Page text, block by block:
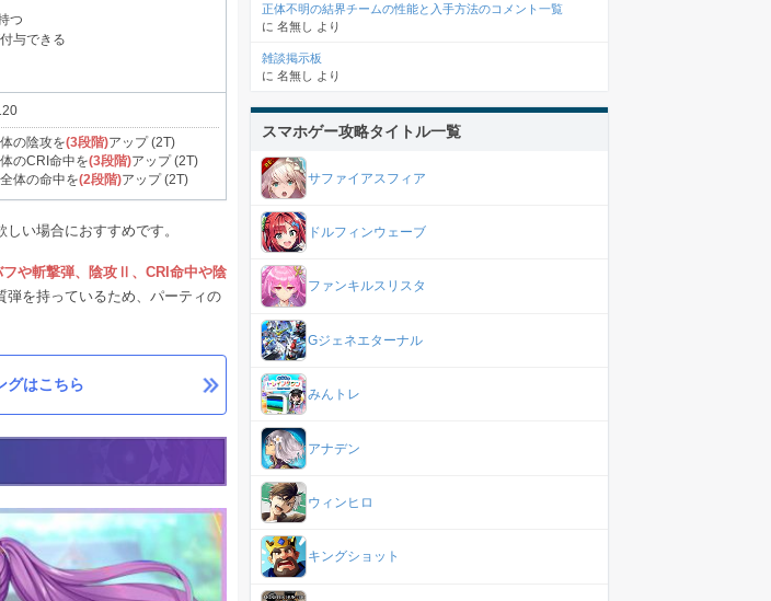
つ
与できる
の陰攻を(3段階)アップ (2T)
のCRI命中を(3段階)アップ (2T)
体の命中を(2段階)アップ (2T)
い場合におすすめです。
フや斬撃弾、陰攻Ⅱ、CRI命中や陰
弾を持っているため、パーティの
グはこちら
正体不明の結界チームの性能と入手方法のコメント一覧
に 名無し より
雑談掲示板
に 名無し より
スマホゲー攻略タイトル一覧
サファイアスフィア
ドルフィンウェーブ
ファンキルスリスタ
Gジェネエターナル
みんトレ
アナデン
ウィンヒロ
キングショット